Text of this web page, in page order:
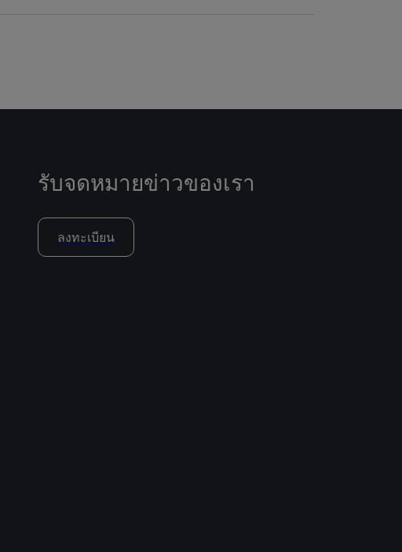
รับจดหมายข่าวของเรา
ลงทะเบียน